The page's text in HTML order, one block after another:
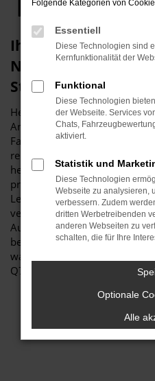
Ihren Audi Q7
Nürnberg erhalten
Stiglmayr
Herzlich willkommen bei
Anlaufstelle für exzellente
Fahrzeuge für Nürnberg und
renommiertes Autohaus ist
herausragende Auswahl an
präsentieren, die höchste
Leistung erfüllen. Wir sind seit
vertrauenswürdiger Partner,
Automobile geht. Erfahren
beeindruckende Audi Q7
warum Autohaus Stiglmayr
Q7 Gebrauchtwagen
Folgende Kategorien von
Essentiell
Diese Technologien sind
Kernfunktionalität der
Funktional
Diese Technologien
der Webseite. Services
Chats,
aktiviert.
Statistik und
Diese Technologien
Webseite zu analysieren,
verbessern. Zudem
dritten Werbetreibenden
anderen Webseiten zu
schalten, die für Ihre
Optionale
Alle